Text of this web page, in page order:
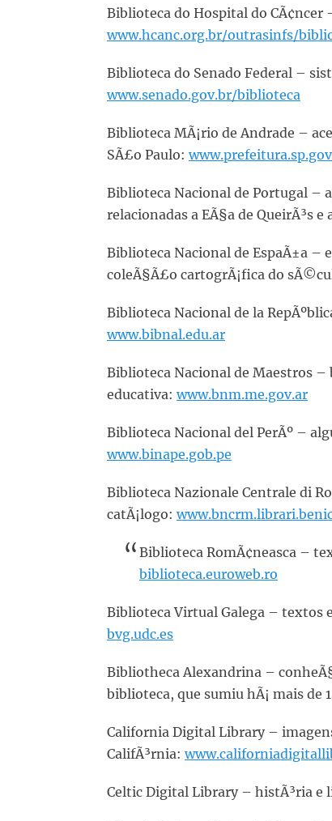
Biblioteca do Hospital do CÃ¢ncer
www.hcanc.org.br/outrasinfs/
Biblioteca do Senado Federal –
www.senado.gov.br/biblioteca
Biblioteca MÃ¡rio de Andrade –
SÃ£o Paulo:
Biblioteca Nacional de Portugal –
relacionadas a EÃ§a de QueirÃ³s
Biblioteca Nacional de EspaÃ±a –
coleÃ§Ã£o cartogrÃ¡fica do
Biblioteca Nacional de la
www.bibnal.edu.ar
Biblioteca Nacional de Maestros
educativa: www.bnm.me.gov.ar
Biblioteca Nacional del PerÃº –
www.binape.gob.pe
Biblioteca Nazionale Centrale di
catÃ¡logo:
Biblioteca RomÃ¢neasca –
biblioteca.euroweb.ro
Biblioteca Virtual Galega – textos
bvg.udc.es
Bibliotheca Alexandrina –
biblioteca, que sumiu hÃ¡ mais de
California Digital Library –
CalifÃ³rnia:
Celtic Digital Library – histÃ³ria e